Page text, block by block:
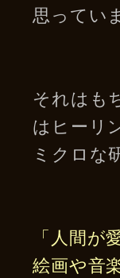
思ってい
それはも
はヒーリ
ミクロな
「人間が
絵画や音